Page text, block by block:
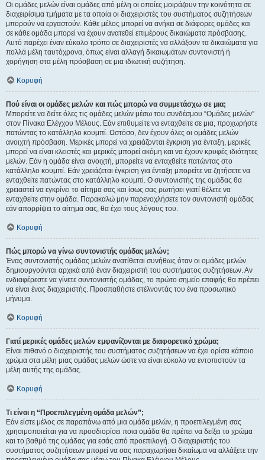
Οι ομάδες μελών είναι ομάδες από μέλη οι οποίες μοιράζουν την κοινότητα σε
διαχειρίσιμα τμήματα με τα οποία οι διαχειριστές του συστήματος συζητήσεων
μπορούν να εργαστούν. Κάθε μέλος μπορεί να ανήκει σε διάφορες ομάδες και
σε κάθε ομάδα μπορεί να έχουν ανατεθεί επιμέρους δικαιώματα πρόσβασης.
Αυτό παρέχει έναν εύκολο τρόπο σε διαχειριστές να αλλάξουν τα δικαιώματα για
πολλά μέλη ταυτόχρονα, όπως είναι αλλαγή δικαιωμάτων συντονιστή ή
χορήγηση στα μέλη πρόσβαση σε μια ιδιωτική συζήτηση.
Κορυφή
Πού είναι οι ομάδες μελών και πώς μπορώ να συμμετάσχω σε μια;
Μπορείτε να δείτε όλες τις ομάδες μελών μέσω του συνδέσμου “Ομάδες μελών”
στον Πίνακα Ελέγχου Μέλους. Εάν επιθυμείτε να ενταχθείτε σε μια, προχωρήστε
πατώντας το κατάλληλο κουμπί. Ωστόσο, δεν έχουν όλες οι ομάδες μελών
ανοιχτή πρόσβαση. Μερικές μπορεί να χρειάζονται έγκριση για ένταξη, μερικές
μπορεί να είναι κλειστές και μερικές μπορεί ακόμη και να έχουν κρυφές ιδιότητες
μελών. Εάν η ομάδα είναι ανοιχτή, μπορείτε να ενταχθείτε πατώντας στο
κατάλληλο κουμπί. Εάν χρειάζεται έγκριση για ένταξη μπορείτε να ζητήσετε να
ενταχθείτε πατώντας στο κατάλληλο κουμπί. Ο συντονιστής της ομάδας θα
χρειαστεί να εγκρίνει το αίτημα σας και ίσως σας ρωτήσει γιατί θέλετε να
ενταχθείτε στην ομάδα. Παρακαλώ μην παρενοχλήσετε τον συντονιστή ομάδας
εάν απορρίψει το αίτημα σας, θα έχει τους λόγους του.
Κορυφή
Πώς μπορώ να γίνω συντονιστής ομάδας μελών;
Ένας συντονιστής ομάδας μελών ανατίθεται συνήθως όταν οι ομάδες μελών
δημιουργούνται αρχικά από έναν διαχειριστή του συστήματος συζητήσεων. Αν
ενδιαφέρεστε να γίνετε συντονιστής ομάδας, το πρώτο σημείο επαφής θα πρέπει
να είναι ένας διαχειριστής. Προσπαθήστε στέλνοντάς του ένα προσωπικό
μήνυμα.
Κορυφή
Γιατί μερικές ομάδες μελών εμφανίζονται με διαφορετικό χρώμα;
Είναι πιθανό ο διαχειριστής του συστήματος συζητήσεων να έχει ορίσει κάποιο
χρώμα στα μέλη μιας ομάδας μελών ώστε να είναι εύκολο να εντοπιστούν τα
μέλη αυτής της ομάδας.
Κορυφή
Τι είναι η “Προεπιλεγμένη ομάδα μελών”;
Εάν είστε μέλος σε παραπάνω από μια ομάδα μελών, η προεπιλεγμένη σας
χρησιμοποιείται για να προσδιορίσει ποια ομάδα θα πρέπει να δείξει το χρώμα
και το βαθμό της ομάδας για εσάς από προεπιλογή. Ο διαχειριστής του
συστήματος συζητήσεων μπορεί να σας παραχωρήσει δικαίωμα να αλλάξετε την